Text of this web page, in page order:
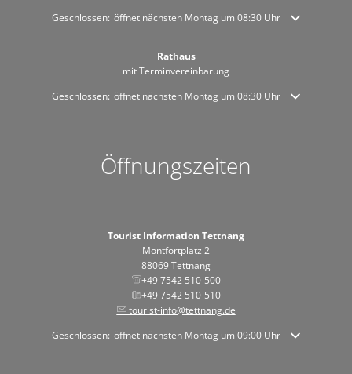
Klicken, um weitere Öffnungs- oder Schließzeiten auszublenden
Geschlossen: öffnet nächsten Montag um 08:30 Uhr
Rathaus
mit Terminvereinbarung
Klicken, um weitere Öffnungs- oder Schließzeiten auszublenden
Geschlossen: öffnet nächsten Montag um 08:30 Uhr
Öffnungszeiten
Tourist Information Tettnang
Montfortplatz 2
88069 Tettnang
+49 7542 510-500
+49 7542 510-510
tourist-info@tettnang.de
Klicken, um weitere Öffnungs- oder Schließzeiten auszublenden
Geschlossen: öffnet nächsten Montag um 09:00 Uhr